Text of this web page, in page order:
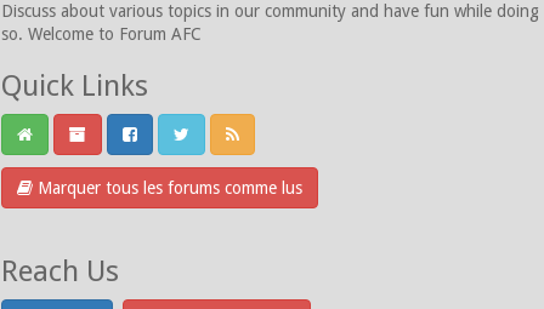
Discuss about various topics in our community and have fun while doing
so. Welcome to Forum AFC
Quick Links
Marquer tous les forums comme lus
Reach Us